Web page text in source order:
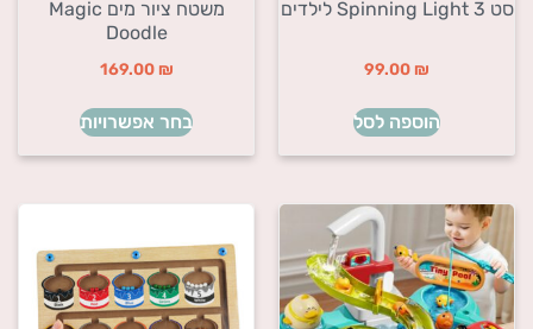
סט 3 Spinning Light לילדים
99.00 ₪
הוספה לסל
משטח ציור מים Magic
Doodle
169.00 ₪
בחר אפשרויות